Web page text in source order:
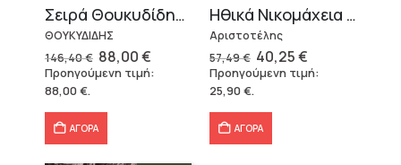
Σειρά Θουκυδίδης – Δεμένο (4 τόμοι)
ΘΟΥΚΥΔΙΔΗΣ
146,40€ Original
price
was:
88,00€Η
τρέχουσα
τιμή
Προηγούμενη τιμή:
88,00€.
ΑΓΟΡΑ
Ηθικά Νικομάχεια (3 τόμοι)
Αριστοτέλης
57,49€ Original
price
was:
40,25€Η
τρέχουσα
τιμή
Προηγούμενη τιμή:
25,90€.
ΑΓΟΡΑ